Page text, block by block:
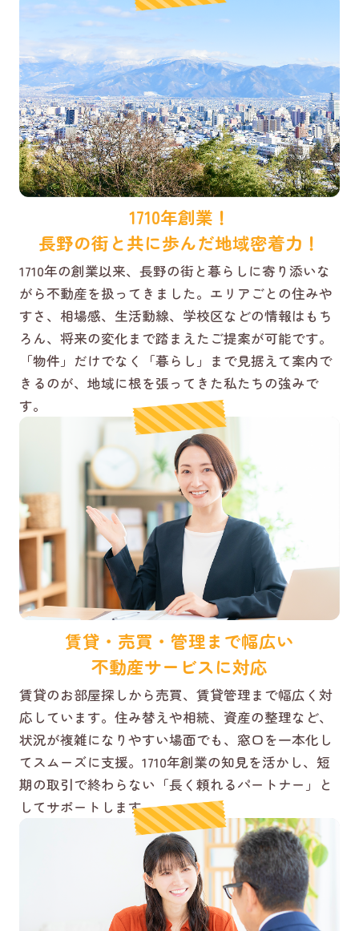
1710年創業！
長野の街と共に歩んだ地域密着力！
1710年の創業以来、長野の街と暮らしに寄り添いな
がら不動産を扱ってきました。エリアごとの住みや
すさ、相場感、生活動線、学校区などの情報はもち
ろん、将来の変化まで踏まえたご提案が可能です。
「物件」だけでなく「暮らし」まで見据えて案内で
きるのが、地域に根を張ってきた私たちの強みで
す。
賃貸・売買・管理まで幅広い
不動産サービスに対応
賃貸のお部屋探しから売買、賃貸管理まで幅広く対
応しています。住み替えや相続、資産の整理など、
状況が複雑になりやすい場面でも、窓口を一本化し
てスムーズに支援。1710年創業の知見を活かし、短
期の取引で終わらない「長く頼れるパートナー」と
してサポートします。